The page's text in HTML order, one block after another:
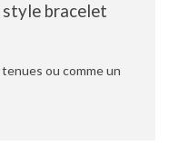
style bracelet
ou comme un